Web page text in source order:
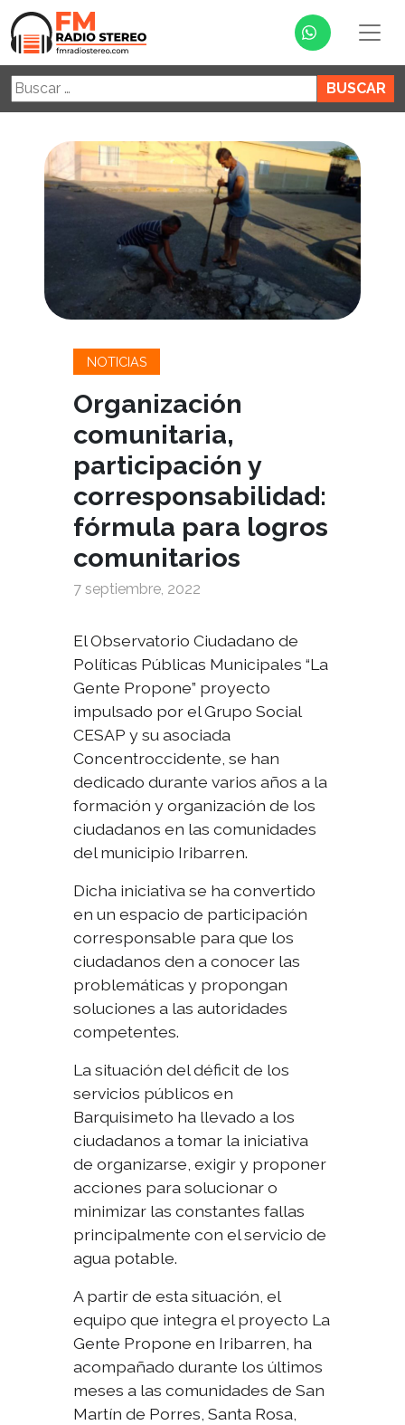
Buscar:
NOTICIAS
Organización
comunitaria,
participación y
corresponsabilidad:
fórmula para logros
comunitarios
7 septiembre, 2022
El Observatorio Ciudadano de
Políticas Públicas Municipales “La
Gente Propone” proyecto
impulsado por el Grupo Social
CESAP y su asociada
Concentroccidente, se han
dedicado durante varios años a la
formación y organización de los
ciudadanos en las comunidades
del municipio Iribarren.
Dicha iniciativa se ha convertido
en un espacio de participación
corresponsable para que los
ciudadanos den a conocer las
problemáticas y propongan
soluciones a las autoridades
competentes.
La situación del déficit de los
servicios públicos en
Barquisimeto ha llevado a los
ciudadanos a tomar la iniciativa
de organizarse, exigir y proponer
acciones para solucionar o
minimizar las constantes fallas
principalmente con el servicio de
agua potable.
A partir de esta situación, el
equipo que integra el proyecto La
Gente Propone en Iribarren, ha
acompañado durante los últimos
meses a las comunidades de San
Martín de Porres, Santa Rosa,